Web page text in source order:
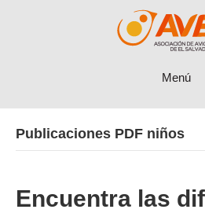
Menú
Publicaciones PDF niños
Encuentra las